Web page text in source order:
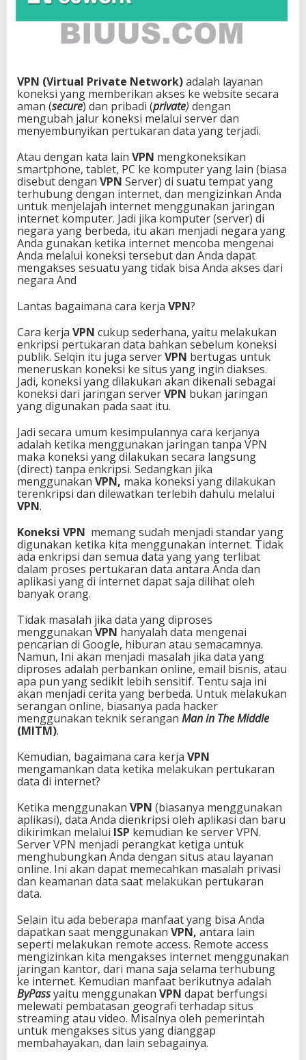
t
u
d
u
n
a
k
a
?
VPN (Virtual Private Network)adalah layanan
koneksi yang memberikan akses ke website secara
aman (secure) dan pribadi (private) dengan
mengubah jalur koneksi melalui server dan
menyembunyikan pertukaran data yang terjadi.
Atau dengan kata lain VPN mengkoneksikan
smartphone, tablet, PC ke komputer yang lain (biasa
disebut dengan VPN Server) di suatu tempat yang
terhubung dengan internet, dan mengizinkan Anda
untuk menjelajah internet menggunakan jaringan
internet komputer. Jadi jika komputer (server) di
negara yang berbeda, itu akan menjadi negara yang
Anda gunakan ketika internet mencoba mengenai
Anda melalui koneksi tersebut dan Anda dapat
mengakses sesuatu yang tidak bisa Anda akses dari
negara And
Lantas bagaimana cara kerja VPN?
Cara kerja VPN cukup sederhana, yaitu melakukan
enkripsi pertukaran data bahkan sebelum koneksi
publik. Selqin itu juga serverVPN bertugas untuk
meneruskan koneksi ke situs yang ingin diakses.
Jadi, koneksi yang dilakukan akan dikenali sebagai
koneksi dari jaringan serverVPN bukan jaringan
yang digunakan pada saat itu.
Jadi secara umum kesimpulannya cara kerjanya
adalah ketika menggunakan jaringan tanpa VPN
maka koneksi yang dilakukan secara langsung
(direct) tanpa enkripsi. Sedangkan jika
menggunakan VPN, maka koneksi yang dilakukan
terenkripsi dan dilewatkan terlebih dahulu melalui
VPN.
Koneksi VPN memang sudah menjadi standar yang
digunakan ketika kita menggunakan internet. Tidak
ada enkripsi dan semua data yang yang terlibat
dalam proses pertukaran data antara Anda dan
aplikasi yang di internet dapat saja dilihat oleh
banyak orang.
Tidak masalah jika data yang diproses
menggunakan VPN hanyalah data mengenai
pencarian di Google, hiburan atau semacamnya.
Namun, Ini akan menjadi masalah jika data yang
diproses adalah perbankan online, email bisnis, atau
apa pun yang sedikit lebih sensitif. Tentu saja ini
akan menjadi cerita yang berbeda. Untuk melakukan
serangan online, biasanya pada hacker
menggunakan teknik serangan Man in The Middle
(MITM).
Kemudian, bagaimana cara kerja VPN
mengamankan data ketika melakukan pertukaran
data di internet?
Ketika menggunakan VPN (biasanya menggunakan
aplikasi), data Anda dienkripsi oleh aplikasi dan baru
dikirimkan melalui ISP kemudian ke server VPN.
Server VPN menjadi perangkat ketiga untuk
menghubungkan Anda dengan situs atau layanan
online. Ini akan dapat memecahkan masalah privasi
dan keamanan data saat melakukan pertukaran
data.
Selain itu ada beberapa manfaat yang bisa Anda
dapatkan saat menggunakan VPN, antara lain
seperti melakukan remote access. Remote access
mengizinkan kita mengakses internet menggunakan
jaringan kantor, dari mana saja selama terhubung
ke internet. Kemudian manfaat berikutnya adalah
ByPassyaitu menggunakan VPN dapat berfungsi
melewati pembatasan geografi terhadap situs
streaming atau video. Misalnya oleh pemerintah
untuk mengakses situs yang dianggap
membahayakan, dan lain sebagainya.